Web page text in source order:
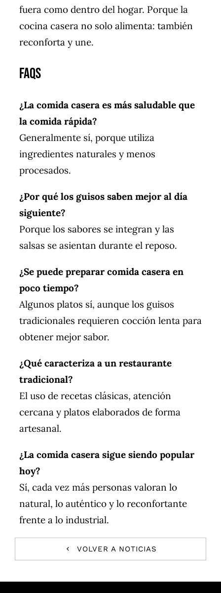
fuera como dentro del hogar. Porque la
cocina casera no solo alimenta: también
reconforta y une.
FAQs
¿La comida casera es más saludable que
la comida rápida?
Generalmente sí, porque utiliza
ingredientes naturales y menos
procesados.
¿Por qué los guisos saben mejor al día
siguiente?
Porque los sabores se integran y las
salsas se asientan durante el reposo.
¿Se puede preparar comida casera en
poco tiempo?
Algunos platos sí, aunque los guisos
tradicionales requieren cocción lenta para
obtener mejor sabor.
¿Qué caracteriza a un restaurante
tradicional?
El uso de recetas clásicas, atención
cercana y platos elaborados de forma
artesanal.
¿La comida casera sigue siendo popular
hoy?
Sí, cada vez más personas valoran lo
natural, lo auténtico y lo reconfortante
frente a lo industrial.
VOLVER A NOTICIAS